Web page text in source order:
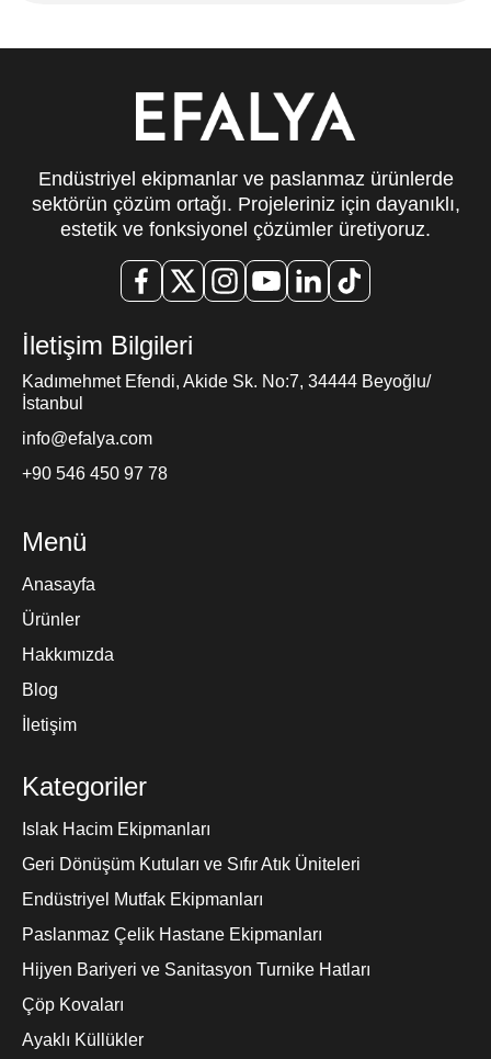
Endüstriyel ekipmanlar ve paslanmaz ürünlerde
sektörün çözüm ortağı. Projeleriniz için dayanıklı,
estetik ve fonksiyonel çözümler üretiyoruz.
İletişim Bilgileri
Kadımehmet Efendi, Akide Sk. No:7, 34444 Beyoğlu/
İstanbul
info@efalya.com
+90 546 450 97 78
Menü
Anasayfa
Ürünler
Hakkımızda
Blog
İletişim
Kategoriler
Islak Hacim Ekipmanları
Geri Dönüşüm Kutuları ve Sıfır Atık Üniteleri
Endüstriyel Mutfak Ekipmanları
Paslanmaz Çelik Hastane Ekipmanları
Hijyen Bariyeri ve Sanitasyon Turnike Hatları
Çöp Kovaları
Ayaklı Küllükler